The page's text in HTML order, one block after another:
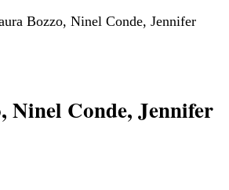
Bozzo, Ninel Conde, Jennifer
Ninel Conde, Jennifer